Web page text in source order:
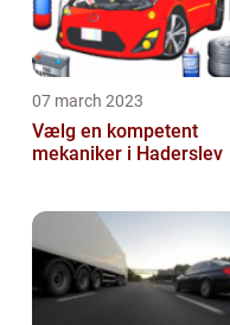
07 march 2023
Vælg en kompetent
mekaniker i Haderslev